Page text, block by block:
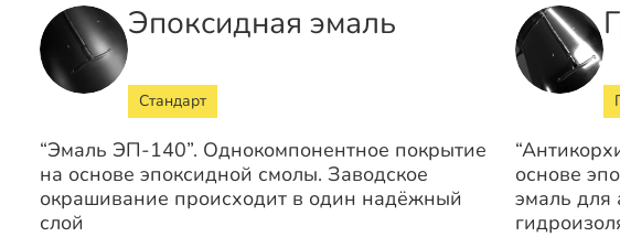
Эпоксидная эмаль
Стандарт
“Эмаль ЭП-140”. Однокомпонентное покрытие
на основе эпоксидной смолы. Заводское
окрашивание происходит в один надёжный
слой
основе
эмаль для